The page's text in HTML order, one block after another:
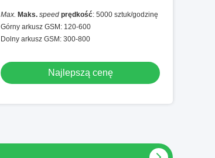
Max. Maks. speed prędkość: 5000 sztuk/godzinę
Górny arkusz GSM: 120-600
Dolny arkusz GSM: 300-800
Najlepszą cenę